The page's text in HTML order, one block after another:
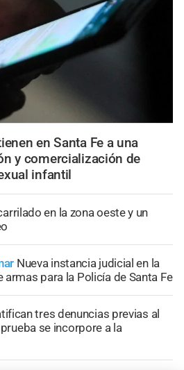
en Santa Fe a una
y comercialización de
infantil
en la zona oeste y un
Nueva instancia judicial en la
para la Policía de Santa Fe
tres denuncias previas al
se incorpore a la